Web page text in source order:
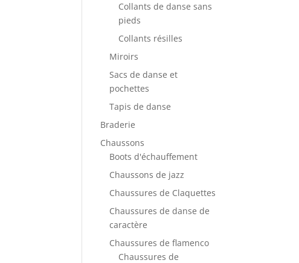
Collants de danse sans
pieds
Collants résilles
Miroirs
Sacs de danse et
pochettes
Tapis de danse
Braderie
Chaussons
Boots d'échauffement
Chaussons de jazz
Chaussures de Claquettes
Chaussures de danse de
caractère
Chaussures de flamenco
Chaussures de